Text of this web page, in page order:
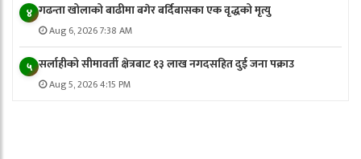
४ गढन्ता खोलाको बाढीमा बगेर बर्दिबासका एक वृद्धको मृत्यु
Aug 6, 2026 7:38 AM
५ सर्लाहीको सीमावर्ती क्षेत्रबाट १३ लाख नगदसहित दुई जना पक्राउ
Aug 5, 2026 4:15 PM